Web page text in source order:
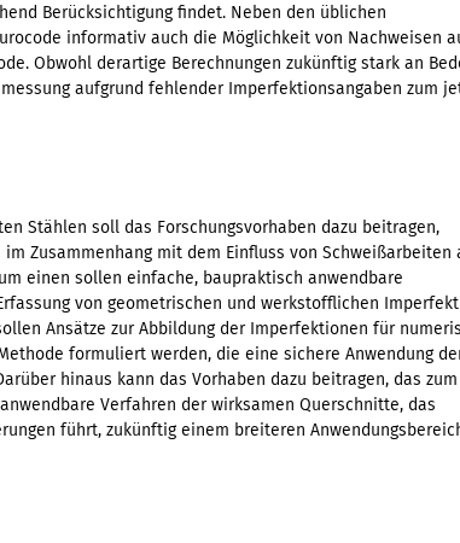
Berücksichtigung findet. Neben den üblichen
informativ auch die Möglichkeit von Nachweisen
Obwohl derartige Berechnungen zukünftig stark an
aufgrund fehlender Imperfektionsangaben zum
Stählen soll das Forschungsvorhaben dazu beitragen,
Zusammenhang mit dem Einfluss von Schweißarbeiten
einen sollen einfache, baupraktisch anwendbare
von geometrischen und werkstofflichen
Ansätze zur Abbildung der Imperfektionen für
formuliert werden, die eine sichere Anwendung
hinaus kann das Vorhaben dazu beitragen, das zum
Verfahren der wirksamen Querschnitte, das
führt, zukünftig einem breiteren